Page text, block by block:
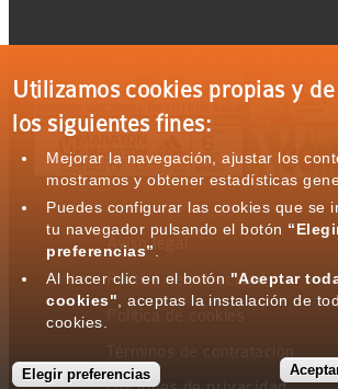
Aviso legal
Política de privacidad
Utilizamos cookies propias y
los siguientes fines:
Mejorar la navegación, ajustar los
mostramos y obtener estadísticas
Puedes configurar las cookies que se
tu navegador pulsando el botón
preferencias”
Al hacer clic en el botón "Aceptar
cookies" , aceptas la instalación de
cookies.
Elegir preferencias